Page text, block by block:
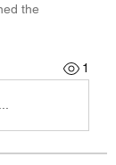
the
1